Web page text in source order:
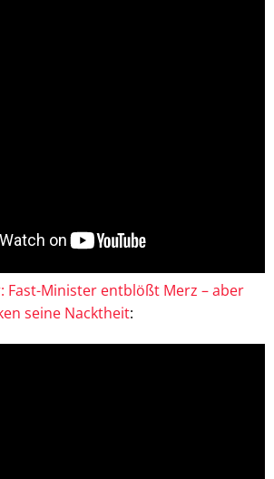
Fast-Minister entblößt Merz – aber
seine Nacktheit: